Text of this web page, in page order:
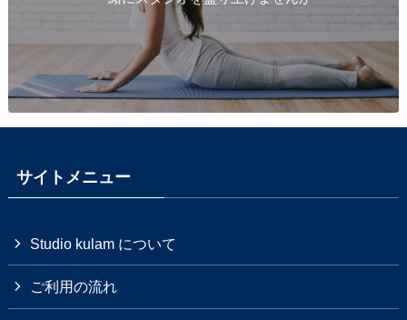
サイトメニュー
Studio kulam について
ご利用の流れ